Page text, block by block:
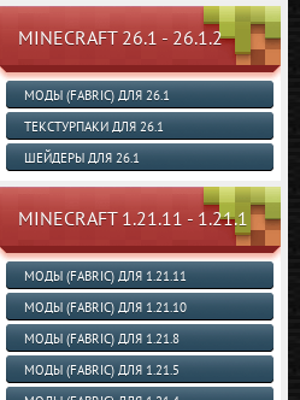
MINECRAFT 26.1 - 26.1.2
МОДЫ (FABRIC) ДЛЯ 26.1
ТЕКСТУРПАКИ ДЛЯ 26.1
ШЕЙДЕРЫ ДЛЯ 26.1
MINECRAFT 1.21.11 - 1.21.1
МОДЫ (FABRIC) ДЛЯ 1.21.11
МОДЫ (FABRIC) ДЛЯ 1.21.10
МОДЫ (FABRIC) ДЛЯ 1.21.8
МОДЫ (FABRIC) ДЛЯ 1.21.5